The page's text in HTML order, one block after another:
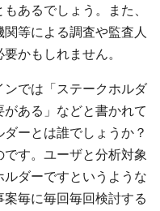
あるでしょう。また、
等による調査や監査人
かもしれません。
では「ステークホルダ
ある」などと書かれて
ーとは誰でしょうか？
す。ユーザと分析対象
ダーですというような
毎に毎回毎回検討する